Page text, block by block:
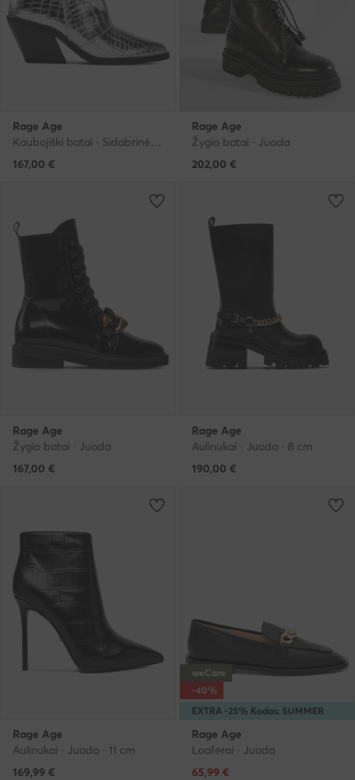
Rage Age
Kaubojiški batai · Sidabrinė · 6.5 cm
167,00 €
Rage Age
Žygio batai · Juoda
202,00 €
Rage Age
Žygio batai · Juoda
167,00 €
Rage Age
Aulinukai · Juoda · 8 cm
190,00 €
Rage Age
Aulinukai · Juoda · 11 cm
169,99 €
EXTRA -25% Kodas: SUMMER
weCare
-40%
Rage Age
Loaferai · Juoda
Dabartinė kaina
65,99 €